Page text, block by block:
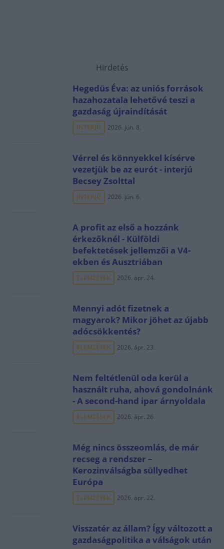
Hirdetés
Hegedüs Éva: az uniós források
hazahozatala lehetővé teszi a
gazdaság újraindítását
INTERJÚ 2026. jún. 8.
Vérrel és könnyekkel kísérve
vezetjük be az eurót - interjú
Becsey Zsolttal
INTERJÚ 2026. jún. 6.
A profit az első a hozzánk
érkezőknél - Külföldi
befektetések jellemzői a V4-
ekben és Ausztriában
ELEMZÉSEK 2026. ápr. 24.
Mennyi adót fizetnek a
magyarok? Mikor jöhet az újabb
adócsökkentés?
ELEMZÉSEK 2026. ápr. 23.
Nem feltétlenül oda kerül a
használt ruha, ahová gondolnánk
- A second-hand ipar árnyoldala
ELEMZÉSEK 2026. ápr. 26.
Még nincs összeomlás, de már
recseg a rendszer –
Kerozinválságba süllyedhet
Európa
ELEMZÉSEK 2026. ápr. 22.
Visszatér az állam? Így változott a
gazdaságpolitika a válságok után